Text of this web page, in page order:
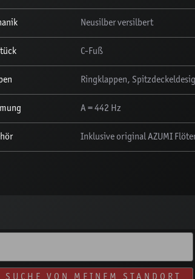
Neusilber versilbert
C-Fuß
Ringklappen,
A = 442 Hz
Inklusive original AZUMI
SUCHE VON MEINEM STANDORT